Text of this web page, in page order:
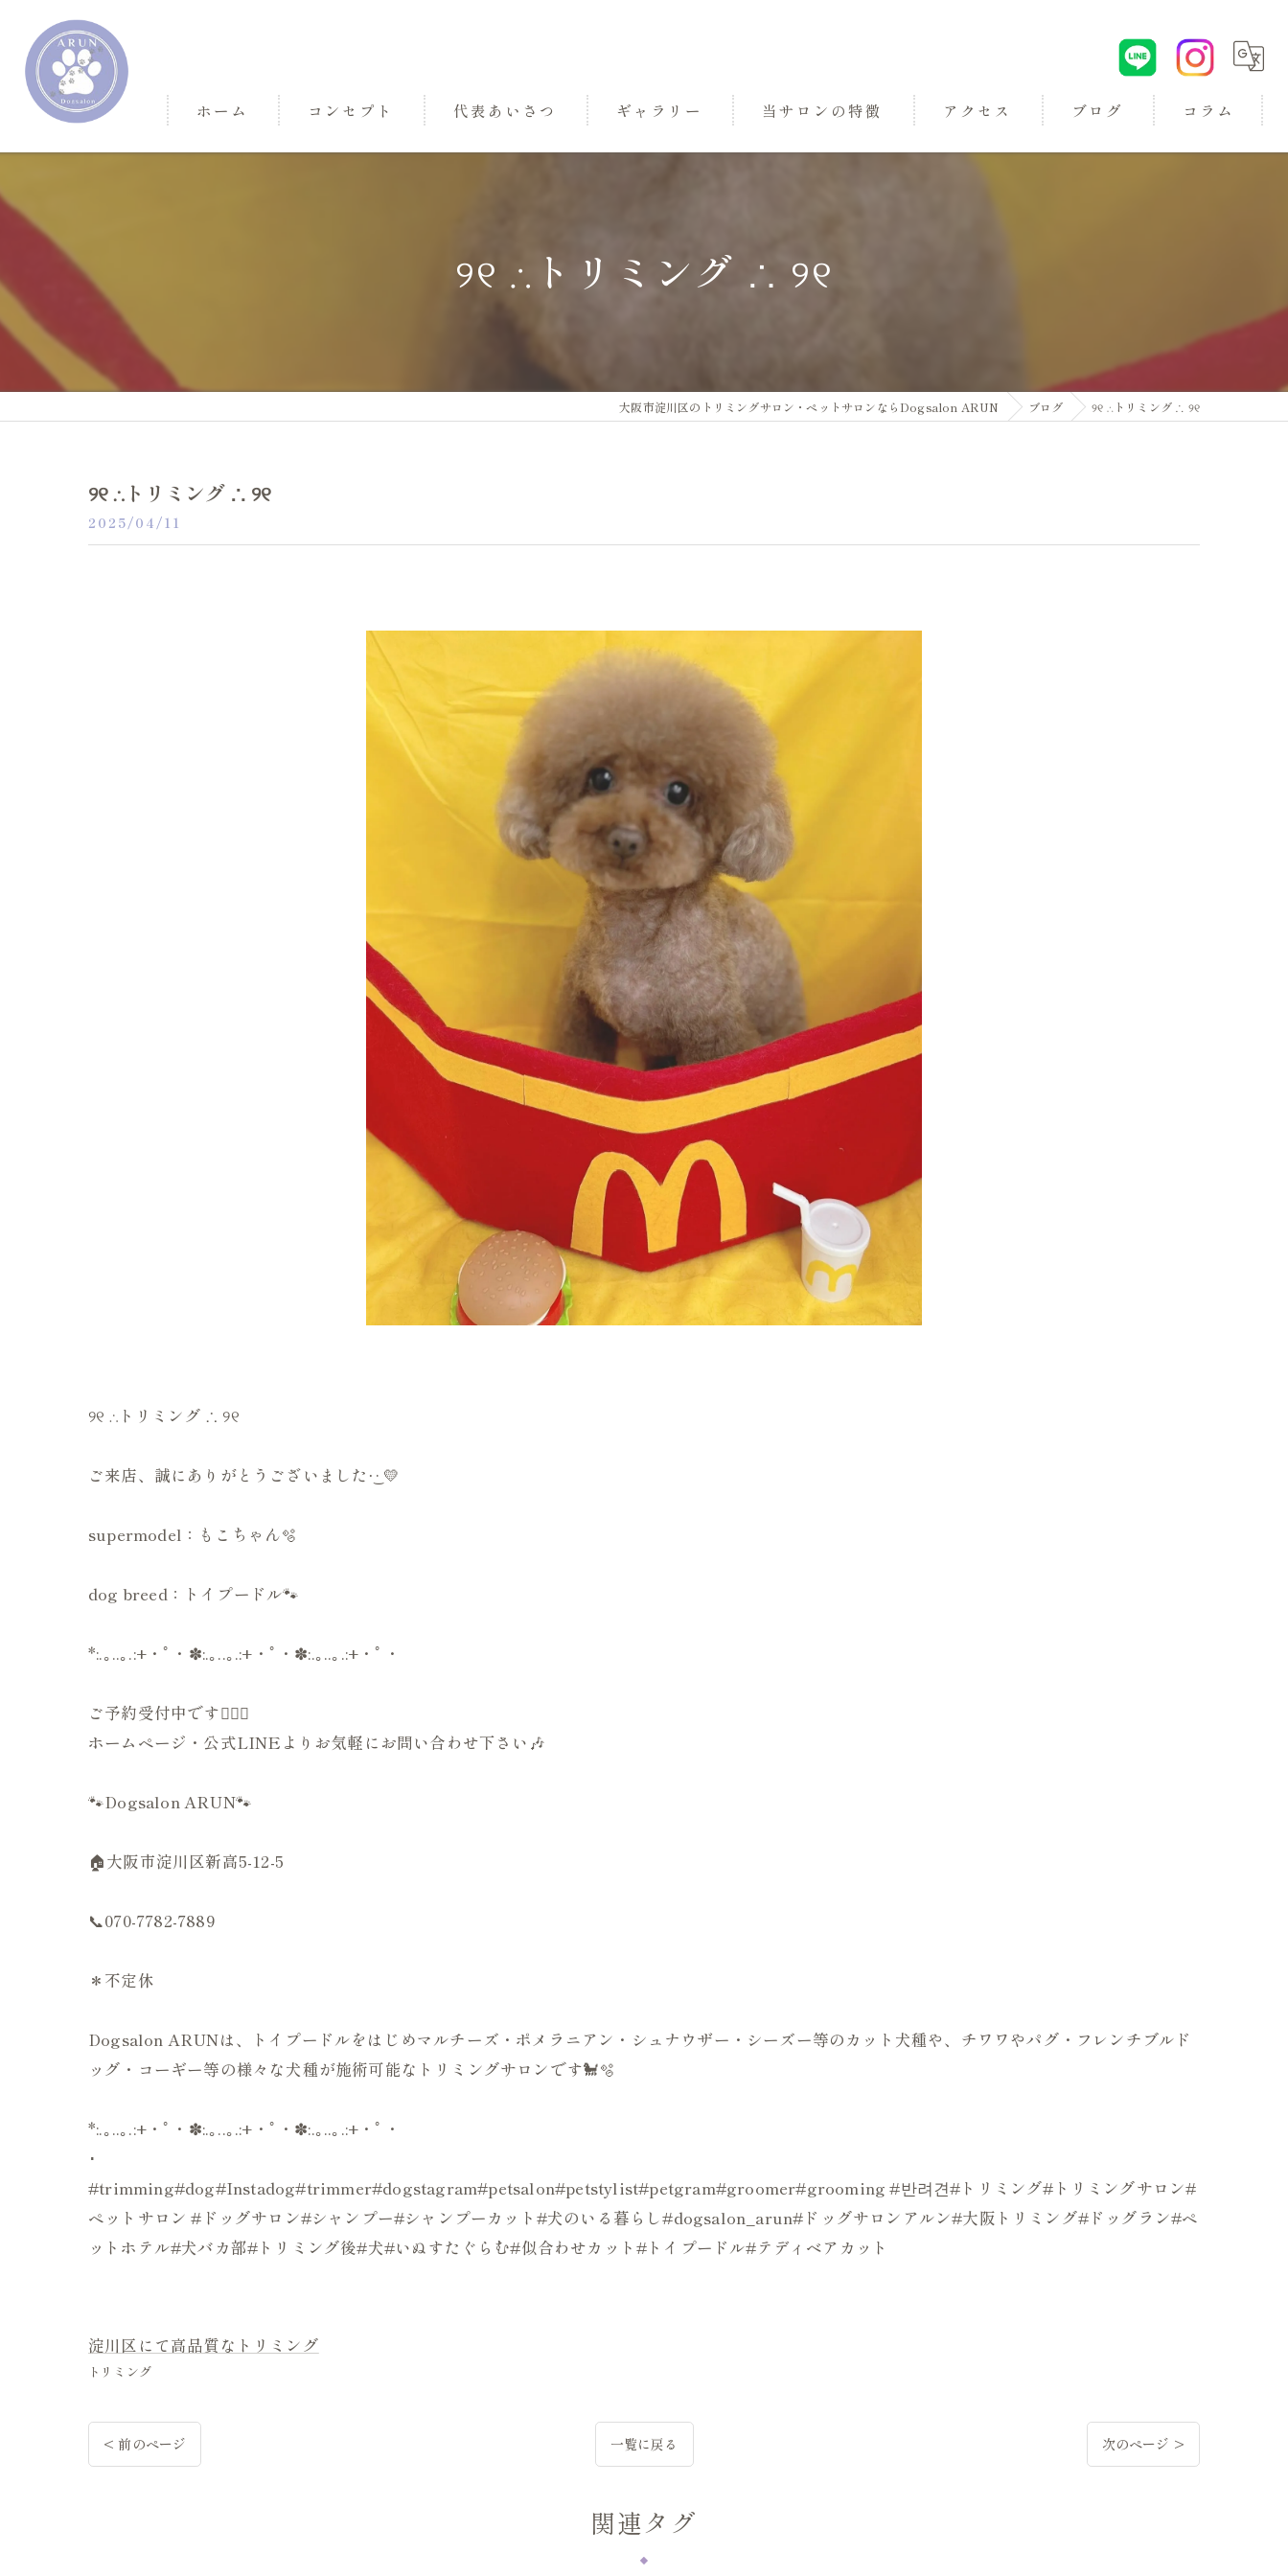
ホーム コンセプト 代表あいさつ ギャラリー 当サロンの特徴
小型犬
アクセス ブログ コラム
୨୧ ∴トリミング ∴ ୨୧
大阪市淀川区のトリミングサロン・ペットサロンならDogsalon ARUN ブログ ୨୧ ∴トリミング ∴ ୨୧
୨୧ ∴トリミング ∴ ୨୧
2025/04/11
୨୧ ∴トリミング ∴ ୨୧
ご来店、誠にありがとうございました‪·͜· 💛
supermodel：もこちゃん🫧
dog breed：トイプードル🐾
*:.｡..｡.:+・ﾟ・✽:.｡..｡.:+・ﾟ・✽:.｡..｡.:+・ﾟ・
ご予約受付中です💁🏻‍♀️
ホームページ・公式LINEよりお気軽にお問い合わせ下さい🎶
🐾Dogsalon ARUN🐾
🏠大阪市淀川区新高5-12-5
📞070-7782-7889
＊不定休
Dogsalon ARUNは、トイプードルをはじめマルチーズ・ポメラニアン・シュナウザー・シーズー等のカット犬種や、チワワやパグ・フレンチブルド
ッグ・コーギー等の様々な犬種が施術可能なトリミングサロンです🐩🫧
*:.｡..｡.:+・ﾟ・✽:.｡..｡.:+・ﾟ・✽:.｡..｡.:+・ﾟ・
･
#trimming#dog#Instadog#trimmer#dogstagram#petsalon#petstylist#petgram#groomer#grooming #반려견#トリミング#トリミングサロン#
ペットサロン #ドッグサロン#シャンプー#シャンプーカット#犬のいる暮らし#dogsalon_arun#ドッグサロンアルン#大阪トリミング#ドッグラン#ペ
ットホテル#犬バカ部#トリミング後#犬#いぬすたぐらむ#似合わせカット#トイプードル#テディベアカット
淀川区にて高品質なトリミング
トリミング
< 前のページ 一覧に戻る 次のページ >
関連タグ